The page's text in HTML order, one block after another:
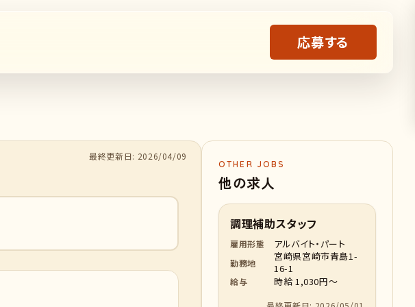
応募する
最終更新日: 2026/04/09
OTHER JOBS
他の求人
調理補助スタッフ
雇用形態 アルバイト・パート
勤務地
宮崎県宮崎市青島1-
16-1
給与 時給 1,030円～